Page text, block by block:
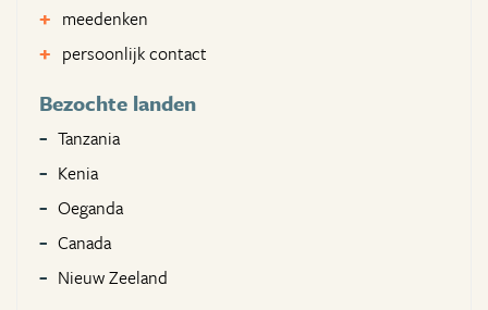
meedenken
persoonlijk contact
Bezochte landen
Tanzania
Kenia
Oeganda
Canada
Nieuw Zeeland